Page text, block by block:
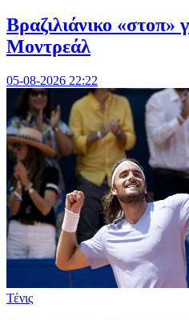
Βραζιλιάνικο «στοπ»
Μοντρεάλ
05-08-2026 22:22
Τένις